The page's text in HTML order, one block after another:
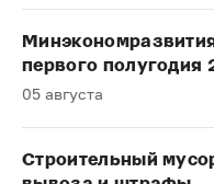
первого полугодия
05 августа
Строительный